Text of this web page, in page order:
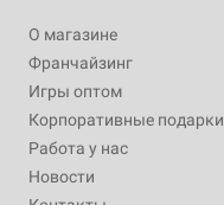
О магазине
Франчайзинг
Игры оптом
Корпоративные подарки
Работа у нас
Новости